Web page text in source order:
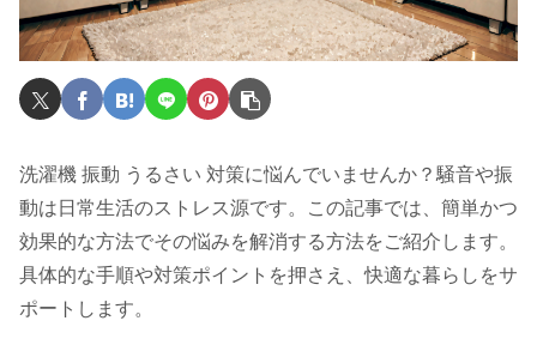
洗濯機 振動 うるさい 対策に悩んでいませんか？騒音や振
動は日常生活のストレス源です。この記事では、簡単かつ
効果的な方法でその悩みを解消する方法をご紹介します。
具体的な手順や対策ポイントを押さえ、快適な暮らしをサ
ポートします。